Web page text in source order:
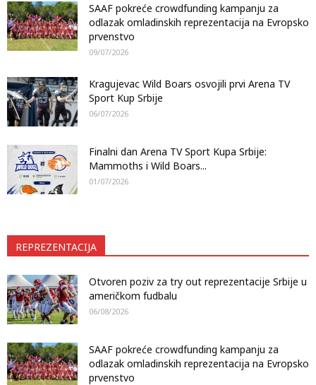
SAAF pokreće crowdfunding kampanju za
odlazak omladinskih reprezentacija na Evropsko
prvenstvo
09/07/2026
Kragujevac Wild Boars osvojili prvi Arena TV
Sport Kup Srbije
06/07/2026
Finalni dan Arena TV Sport Kupa Srbije:
Mammoths i Wild Boars...
01/07/2026
REPREZENTACIJA
Otvoren poziv za try out reprezentacije Srbije u
američkom fudbalu
06/08/2026
SAAF pokreće crowdfunding kampanju za
odlazak omladinskih reprezentacija na Evropsko
prvenstvo